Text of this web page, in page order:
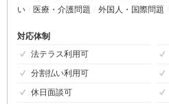
い
医療・介護問題 外国人・国際問題
対応体制
法テラス利用可
分割払い利用可
休日面談可